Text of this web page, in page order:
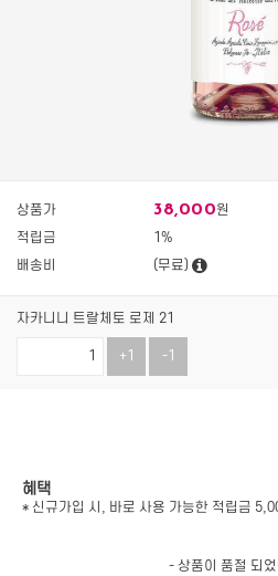
상품가 38,000원
적립금
1%
배송비
(무료)
자카니니 트랄체토 로제 21
+1 -1
혜택
* 신규가입 시, 바로 사용 가능한 적립금
- 상품이 품절 되